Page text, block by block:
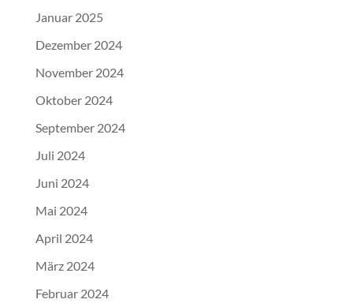
Januar 2025
Dezember 2024
November 2024
Oktober 2024
September 2024
Juli 2024
Juni 2024
Mai 2024
April 2024
März 2024
Februar 2024